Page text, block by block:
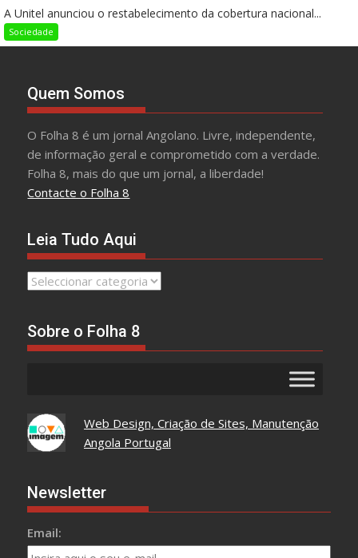
A Unitel anunciou o restabelecimento da cobertura nacional...
Sociedade
Quem Somos
O Folha 8 é um jornal Angolano. Livre, independente,
de informação geral e comprometido com a verdade.
Folha 8, mais do que um jornal, a liberdade!
Contacte o Folha 8
Leia Tudo Aqui
Leia
Sobre o Folha 8
Web Design, Criação de Sites, Manutenção
Angola Portugal
Newsletter
Email: